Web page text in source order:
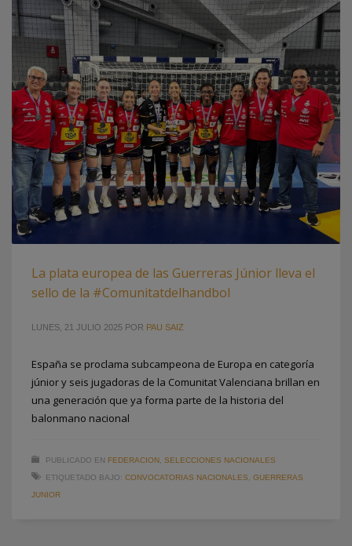
La plata europea de las Guerreras Júnior lleva el
sello de la #Comunitatdelhandbol
LUNES, 21 JULIO 2025 POR PAU SAIZ
España se proclama subcampeona de Europa en categoría
júnior y seis jugadoras de la Comunitat Valenciana brillan en
una generación que ya forma parte de la historia del
balonmano nacional
PUBLICADO EN FEDERACION SELECCIONES NACIONALES
ETIQUETADO BAJO: CONVOCATORIAS NACIONALES
GUERRERAS
JUNIOR